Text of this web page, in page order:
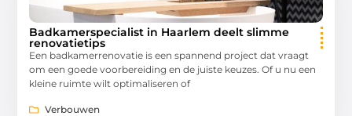
Badkamerspecialist in Haarlem deelt slimme
renovatietips
Een badkamerrenovatie is een spannend project dat vraagt
om een goede voorbereiding en de juiste keuzes. Of u nu een
kleine ruimte wilt optimaliseren of
Verbouwen